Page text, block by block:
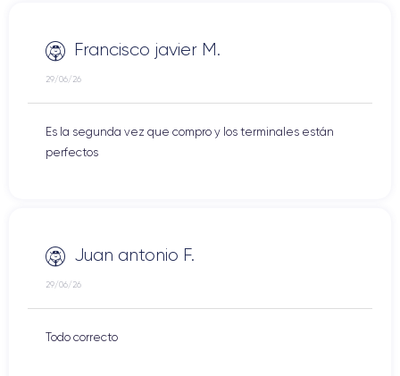
Francisco javier M.
29/06/26
Es la segunda vez que compro y los terminales están
perfectos
Juan antonio F.
29/06/26
Todo correcto